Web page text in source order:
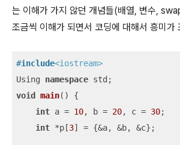
는 이해가 가지 않던 개념들(배열, 변수,
조금씩 이해가 되면서 코딩에 대해서 흥미가
#include<iostream>
Using namespace
void
main()
{
int a = 10, b = 20, c = 30;
int *p[3] = {&a, &b, &c};